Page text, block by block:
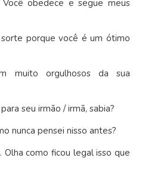
obedece e segue meus
porque você é um ótimo
muito orgulhosos da sua
seu irmão / irmã, sabia?
nunca pensei nisso antes?
como ficou legal isso que